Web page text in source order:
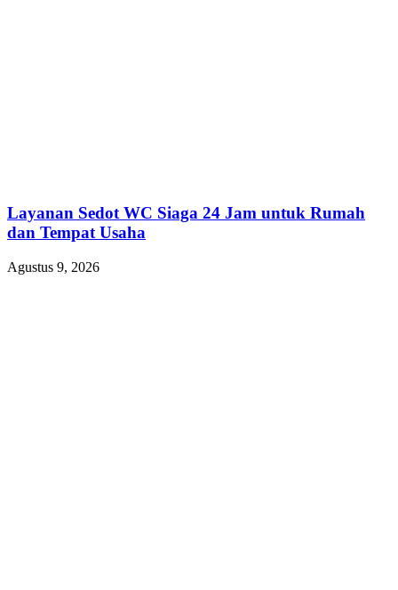
Layanan Sedot WC Siaga 24 Jam untuk Rumah
dan Tempat Usaha
Agustus 9, 2026